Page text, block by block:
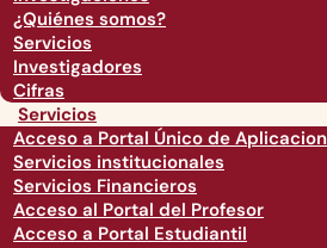
¿Quiénes somos?
Servicios
Investigadores
Cifras
Servicios
Acceso a Portal Único de
Servicios institucionales
Servicios Financieros
Acceso al Portal del Profesor
Acceso a Portal Estudiantil